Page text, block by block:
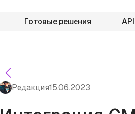
Готовые решения
Редакция15.06.2023